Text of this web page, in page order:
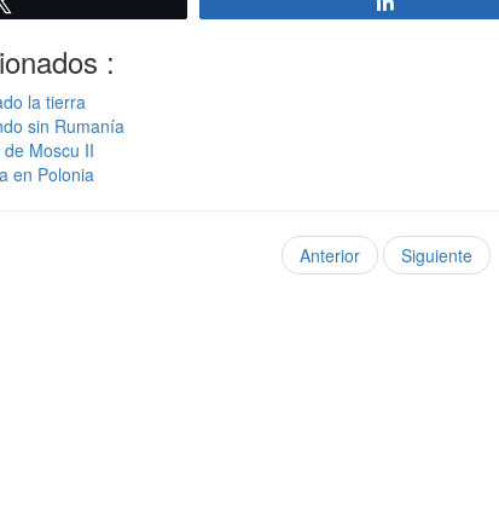
:
la tierra
sin Rumanía
Moscu II
en Polonia
Anterior Siguiente